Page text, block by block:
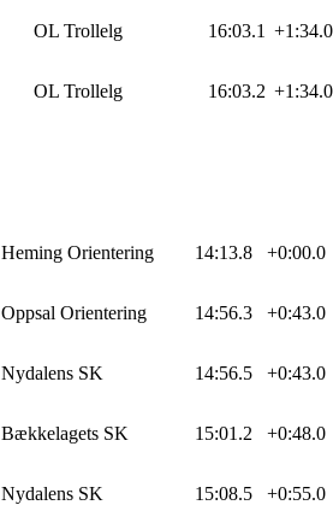
OL Trollelg 16:03.1 +1:34.0
OL Trollelg 16:03.2 +1:34.0
Heming Orientering 14:13.8 +0:00.0
Oppsal Orientering 14:56.3 +0:43.0
Nydalens SK 14:56.5 +0:43.0
Bækkelagets SK 15:01.2 +0:48.0
Nydalens SK 15:08.5 +0:55.0